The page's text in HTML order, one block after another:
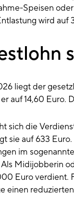
Speisen
wird auf
liegt der
auf 14,60 Euro.
sich die
sie auf 633
im
Als Midijobberin
Euro verdient.
einen